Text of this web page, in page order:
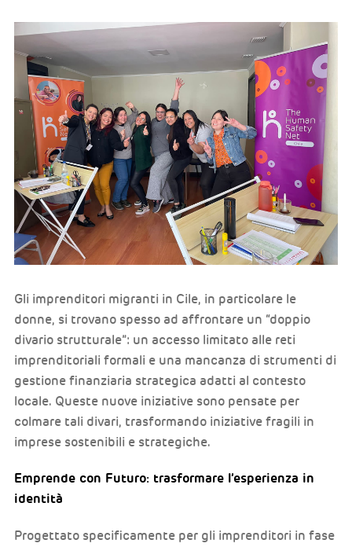
Gli imprenditori migranti in Cile, in particolare le
donne, si trovano spesso ad affrontare un “doppio
divario strutturale”: un accesso limitato alle reti
imprenditoriali formali e una mancanza di strumenti di
gestione finanziaria strategica adatti al contesto
locale. Queste nuove iniziative sono pensate per
colmare tali divari, trasformando iniziative fragili in
imprese sostenibili e strategiche.
Emprende con Futuro: trasformare l’esperienza in
identità
Progettato specificamente per gli imprenditori in fase